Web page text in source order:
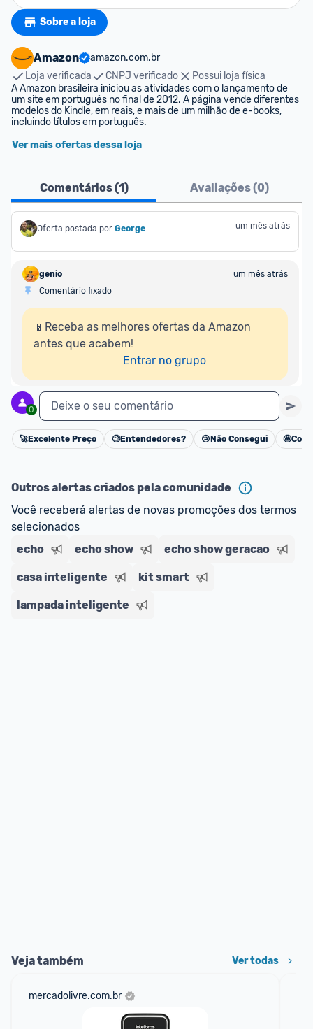
Sobre a loja
Amazon
amazon.com.br
Loja verificada
CNPJ verificado
Possui loja física
A Amazon brasileira iniciou as atividades com o lançamento de
um site em português no final de 2012. A página vende diferentes
modelos do Kindle, em reais, e mais de um milhão de e-books,
incluindo títulos em português.
Ver mais ofertas dessa loja
Comentários (1) Avaliações (0)
Oferta postada por George um mês atrás
genio
um mês atrás
Comentário fixado
📱Receba as melhores ofertas da Amazon
antes que acabem!
Entrar no grupo
0 Deixe o seu comentário
Cancelar
🚀Excelente Preço 🧐Entendedores? 😢 Não Consegui 🤩
Outros alertas criados pela comunidade
Você receberá alertas de novas promoções dos termos
selecionados
echo
echo show echo show geracao
casa inteligente kit smart
lampada inteligente
Veja também Ver todas
mercadolivre.com.br